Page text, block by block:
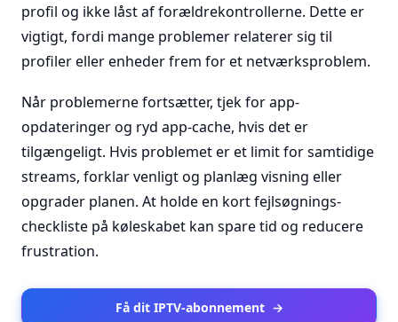
profil og ikke låst af forældrekontrollerne. Dette er
vigtigt, fordi mange problemer relaterer sig til
profiler eller enheder frem for et netværksproblem.
Når problemerne fortsætter, tjek for app-
opdateringer og ryd app-cache, hvis det er
tilgængeligt. Hvis problemet er et limit for samtidige
streams, forklar venligt og planlæg visning eller
opgrader planen. At holde en kort fejlsøgnings-
checkliste på køleskabet kan spare tid og reducere
frustration.
Få dit IPTV-abonnement →